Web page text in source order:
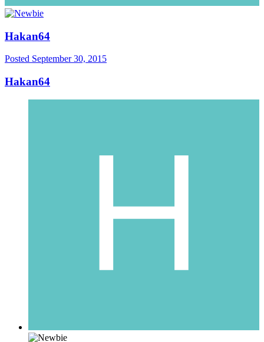
Hakan64
Posted September 30, 2015
Hakan64